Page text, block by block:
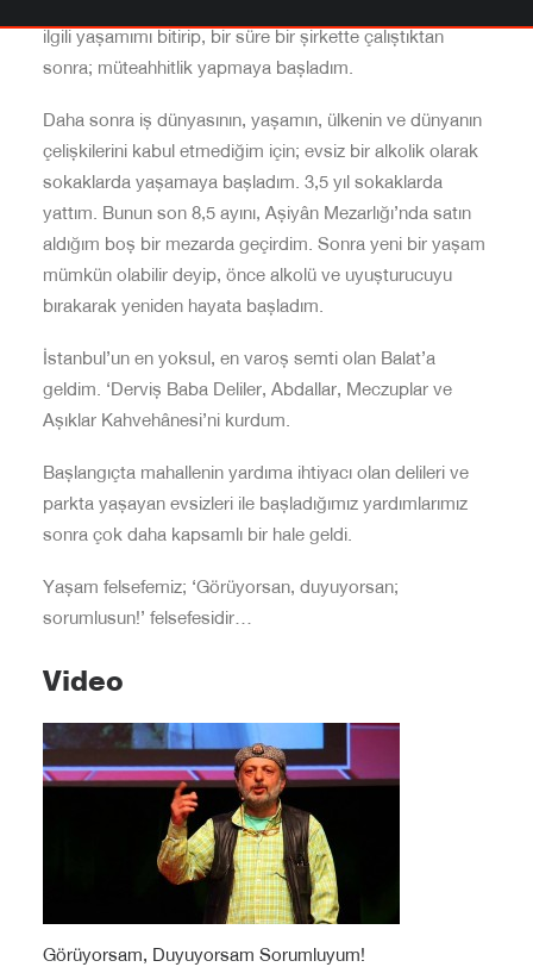
ilgili yaşamımı bitirip, bir süre bir şirkette çalıştıktan
sonra; müteahhitlik yapmaya başladım.
Daha sonra iş dünyasının, yaşamın, ülkenin ve dünyanın
çelişkilerini kabul etmediğim için; evsiz bir alkolik olarak
sokaklarda yaşamaya başladım. 3,5 yıl sokaklarda
yattım. Bunun son 8,5 ayını, Aşiyân Mezarlığı’nda satın
aldığım boş bir mezarda geçirdim. Sonra yeni bir yaşam
mümkün olabilir deyip, önce alkolü ve uyuşturucuyu
bırakarak yeniden hayata başladım.
İstanbul’un en yoksul, en varoş semti olan Balat’a
geldim. ‘Derviş Baba Deliler, Abdallar, Meczuplar ve
Aşıklar Kahvehânesi’ni kurdum.
Başlangıçta mahallenin yardıma ihtiyacı olan delileri ve
parkta yaşayan evsizleri ile başladığımız yardımlarımız
sonra çok daha kapsamlı bir hale geldi.
Yaşam felsefemiz; ‘Görüyorsan, duyuyorsan;
sorumlusun!’ felsefesidir…
Video
Görüyorsam, Duyuyorsam Sorumluyum!